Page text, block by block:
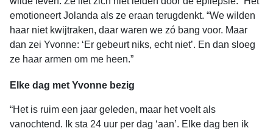
emotioneert Jolanda als ze eraan terugdenkt. “We wilden
haar niet kwijtraken, daar waren we zó bang voor. Maar
dan zei Yvonne: ‘Er gebeurt niks, echt niet’. En dan sloeg
ze haar armen om me heen.”
Elke dag met Yvonne bezig
“Het is ruim een jaar geleden, maar het voelt als
vanochtend. Ik sta 24 uur per dag ‘aan’. Elke dag ben ik